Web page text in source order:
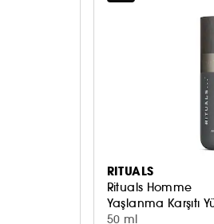
RITUALS
Rituals Homme
Yaşlanma Karşıtı
50 ml